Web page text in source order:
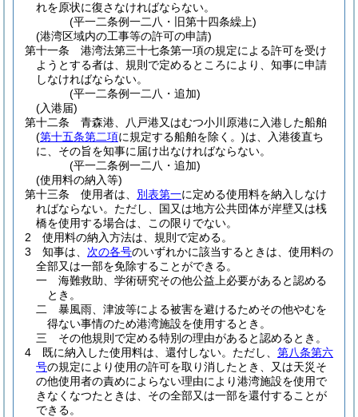
れを原状に復さなければならない。
(平一二条例一二八・旧第十四条繰上)
(港湾区域内の工事等の許可の申請)
第十一条
港湾法第三十七条第一項の規定による許可を受け
ようとする者は、規則で定めるところにより、知事に申請
しなければならない。
(平一二条例一二八・追加)
(入港届)
第十二条
青森港、八戸港又はむつ小川原港に入港した船舶
(第十五条第二項に規定する船舶を除く。)は、入港後直ち
に、その旨を知事に届け出なければならない。
(平一二条例一二八・追加)
(使用料の納入等)
第十三条
使用者は、 別表第一に定める使用料を納入しなけ
ればならない。 ただし、国又は地方公共団体が岸壁又は桟
橋を使用する場合は、この限りでない。
2
使用料の納入方法は、規則で定める。
3
知事は、 次の各号のいずれかに該当するときは、使用料の
全部又は一部を免除することができる。
一
海難救助、学術研究その他公益上必要があると認める
とき。
二
暴風雨、津波等による被害を避けるためその他やむを
得ない事情のため港湾施設を使用するとき。
三
その他規則で定める特別の理由があると認めるとき。
4
既に納入した使用料は、還付しない。 ただし、 第八条第六
号の規定により使用の許可を取り消したとき、又は天災そ
の他使用者の責めによらない理由により港湾施設を使用で
きなくなつたときは、その全部又は一部を還付することが
できる。